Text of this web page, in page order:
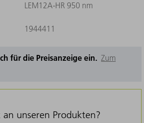
LEM12A-HR 950 nm
1944411
für die Preisanzeige ein. Zum
an unseren Produkten?